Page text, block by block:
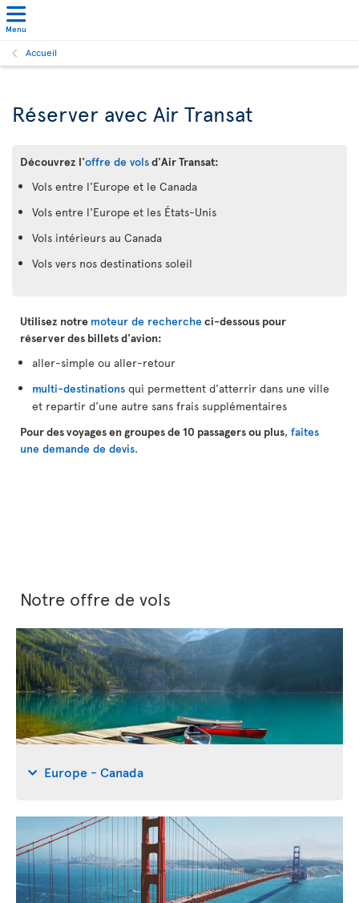
Menu
Accueil
Réserver avec Air Transat
Découvrez l'offre de volsd'Air Transat:
Vols entre l'Europe et le Canada
Vols entre l'Europe et les États-Unis
Vols intérieurs au Canada
Vols vers nos destinations soleil
Utilisez notre moteur de rechercheci-dessous pour
réserver des billets d'avion:
aller-simple ou aller-retour
multi-destinations qui permettent d'atterrir dans une ville
et repartir d'une autre sans frais supplémentaires
Pour des voyages en groupes de 10 passagers ou plus, faites
une demande de devis.
Notre offre de vols
Europe - Canada